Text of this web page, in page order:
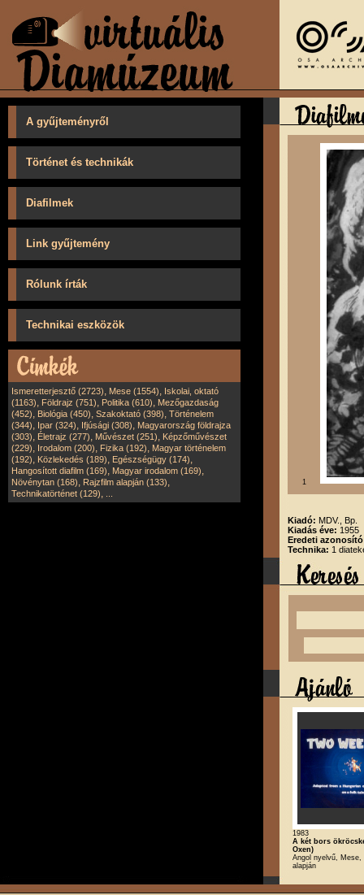
A gyűjteményről
Történet és technikák
Diafilmek
Link gyűjtemény
Rólunk írták
Technikai eszközök
Ismeretterjesztő (2723), Mese (1554), Iskolai, oktató
(1163), Földrajz (751), Politika (610), Mezőgazdaság
(452), Biológia (450), Szakoktató (398), Történelem
(344), Ipar (324), Ifjúsági (308), Magyarország földrajza
(303), Életrajz (277), Művészet (251), Képzőművészet
(229), Irodalom (200), Fizika (192), Magyar történelem
(192), Közlekedés (189), Egészségügy (174),
Hangosított diafilm (169), Magyar irodalom (169),
Növénytan (168), Rajzfilm alapján (133),
Technikatörténet (129),
1
Kiadó: MDV., Bp.
Kiadás éve: 1955
Eredeti
Technika: 1
1983
A két bors
Oxen)
Angol nyelvű, Mese,
alapján